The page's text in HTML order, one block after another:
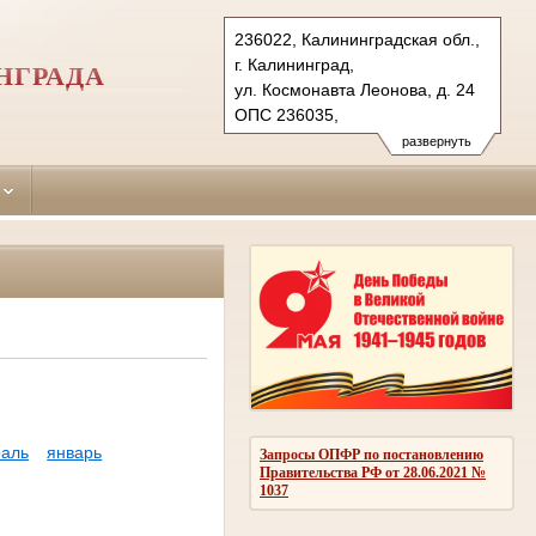
развернуть
236022, Калининградская обл.,
г. Калининград,
ул. Космонавта Леонова, д. 24
ОПС 236035,
бокс № 5061 г. Калининград (для
Тел.: (4012) 99-77-41,
centralny.kln@sudrf.ru
Запросы ОПФР по постановлению
Правительства РФ от 28.06.2021 №
1037
январь